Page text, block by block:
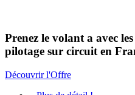
Prenez le volant a avec
pilotage sur circuit en
Découvrir l'Offre